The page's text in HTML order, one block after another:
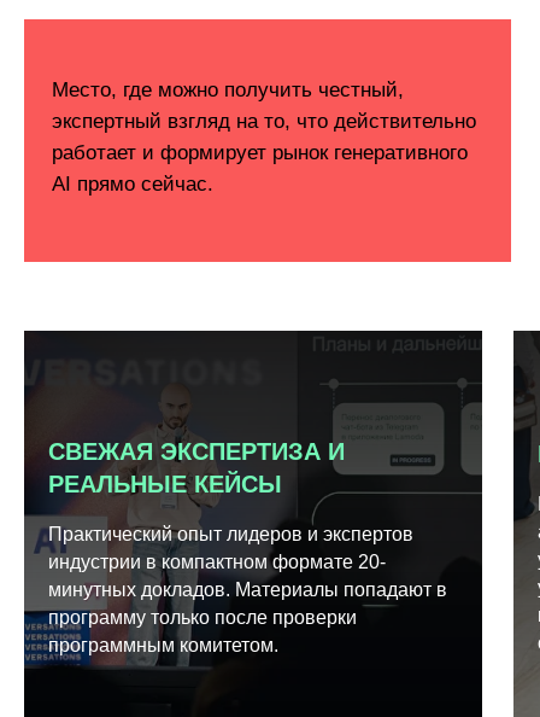
СВЕЖАЯ ЭКСПЕРТИЗА И
РЕАЛЬНЫЕ КЕЙСЫ
Практический опыт лидеров и экспертов
индустрии в компактном формате 20-
минутных докладов. Материалы попадают в
программу только после проверки
программным комитетом.